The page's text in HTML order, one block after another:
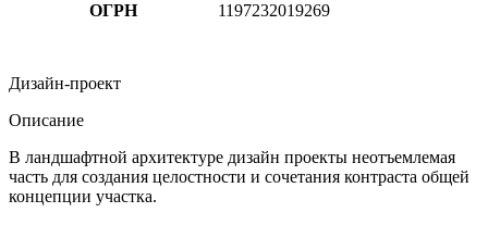
ОГРН
1197232019269
Дизайн-проект
Описание
В ландшафтной архитектуре дизайн проекты неотъемлемая
часть для создания целостности и сочетания контраста общей
концепции участка.